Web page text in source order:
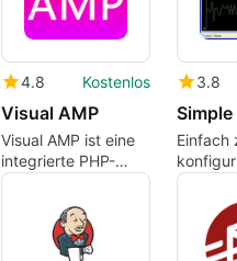
4.8 Kostenlos
Visual AMP
Visual AMP ist eine
integrierte PHP-
Umgebung für
kleine und mittlere
Unternehmen und
Entwickler.
3.8
Simple
Einfach
DNS-